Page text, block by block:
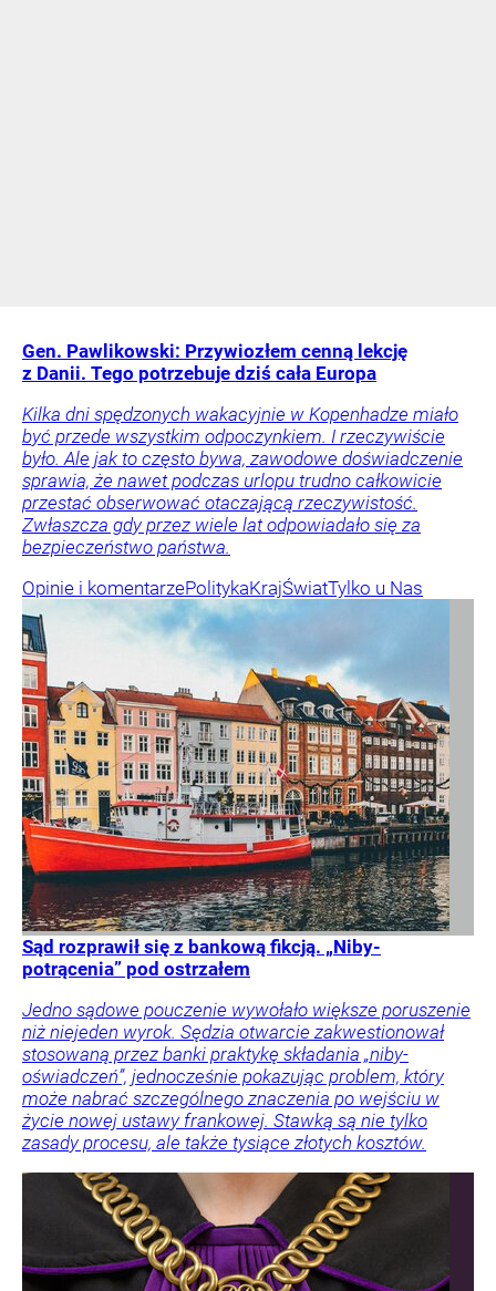
Gen. Pawlikowski: Przywiozłem cenną lekcję
z Danii. Tego potrzebuje dziś cała Europa
Kilka dni spędzonych wakacyjnie w Kopenhadze miało
być przede wszystkim odpoczynkiem. I rzeczywiście
było. Ale jak to często bywa, zawodowe doświadczenie
sprawia, że nawet podczas urlopu trudno całkowicie
przestać obserwować otaczającą rzeczywistość.
Zwłaszcza gdy przez wiele lat odpowiadało się za
bezpieczeństwo państwa.
Opinie i komentarzePolitykaKrajŚwiatTylko u Nas
Sąd rozprawił się z bankową fikcją. „Niby-
potrącenia” pod ostrzałem
Jedno sądowe pouczenie wywołało większe poruszenie
niż niejeden wyrok. Sędzia otwarcie zakwestionował
stosowaną przez banki praktykę składania „niby-
oświadczeń”, jednocześnie pokazując problem, który
może nabrać szczególnego znaczenia po wejściu w
życie nowej ustawy frankowej. Stawką są nie tylko
zasady procesu, ale także tysiące złotych kosztów.